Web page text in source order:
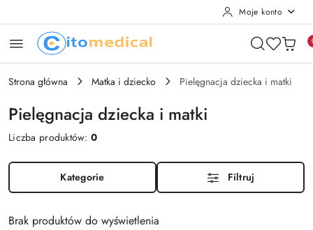
Moje konto
Strona główna Matka i dziecko Pielęgnacja dziecka i matki
Pielęgnacja dziecka i matki
Liczba produktów:0
Kategorie Filtruj
Brak produktów do wyświetlenia